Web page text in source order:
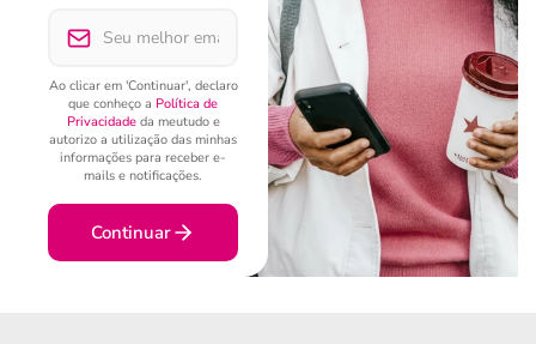
Ao clicar em 'Continuar', declaro
que conheço a Política de
Privacidadeda meutudo e
autorizo a utilização das minhas
informações para receber e-
mails e notificações.
Continuar